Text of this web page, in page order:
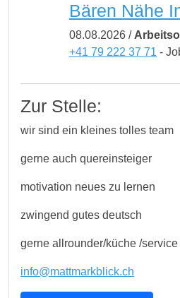
Bären Nähe
08.08.2026 /
+41 79 222 37 71 -
Zur Stelle:
wir sind ein kleines tolles team
gerne auch quereinsteiger
motivation neues zu lernen
zwingend gutes deutsch
gerne allrounder/küche /service
info@mattmarkblick.ch